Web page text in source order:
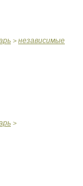
> независимые
>